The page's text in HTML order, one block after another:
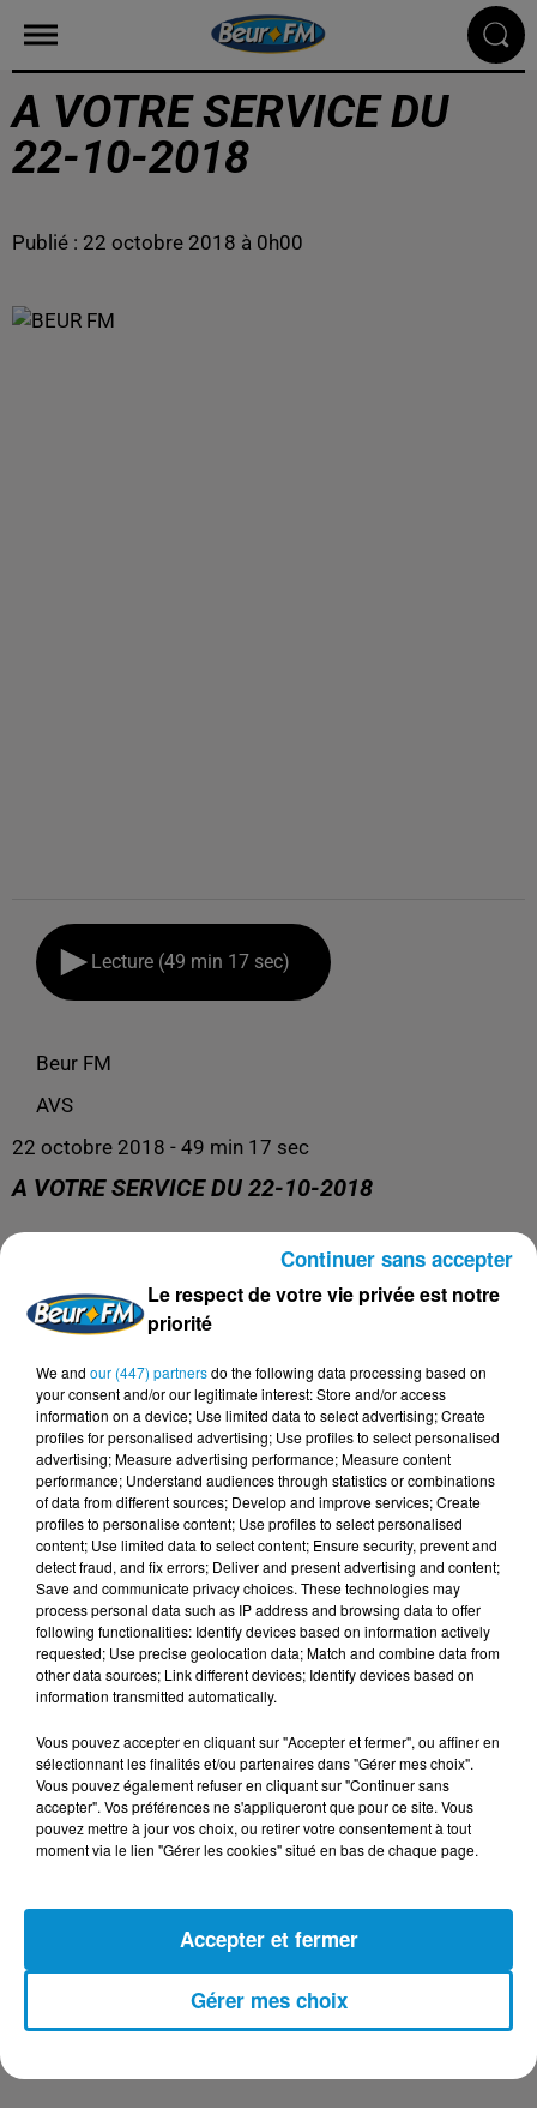
A VOTRE SERVICE DU
22-10-2018
Publié : 22 octobre 2018 à 0h00
Lecture (49 min 17 sec)
Beur FM
AVS
22 octobre 2018 - 49 min 17 sec
A VOTRE SERVICE DU 22-10-2018
DERNIERS PODCASTS
24 juillet 2026
Les Zinformés - 24/07/26
23 juillet 2026
Les Zinformés - 23/07/26
Le respect de votre vie privée est notre
priorité
We and our (447) partnersdo the following data processing based on
your consent and/or our legitimate interest: Store and/or access
information on a device; Use limited data to select advertising; Create
profiles for personalised advertising; Use profiles to select personalised
advertising; Measure advertising performance; Measure content
performance; Understand audiences through statistics or combinations
of data from different sources; Develop and improve services; Create
profiles to personalise content; Use profiles to select personalised
content; Use limited data to select content; Ensure security, prevent and
detect fraud, and fix errors; Deliver and present advertising and content;
Save and communicate privacy choices. These technologies may
process personal data such as IP address and browsing data to offer
following functionalities: Identify devices based on information actively
requested; Use precise geolocation data; Match and combine data from
other data sources; Link different devices; Identify devices based on
information transmitted automatically.
Vous pouvez accepter en cliquant sur "Accepter et fermer", ou affiner en
sélectionnant les finalités et/ou partenaires dans "Gérer mes choix".
Vous pouvez également refuser en cliquant sur "Continuer sans
accepter". Vos préférences ne s'appliqueront que pour ce site. Vous
pouvez mettre à jour vos choix, ou retirer votre consentement à tout
moment via le lien "Gérer les cookies" situé en bas de chaque page.
Gérer mes choix
Accepter et fermer
Continuer sans accepter